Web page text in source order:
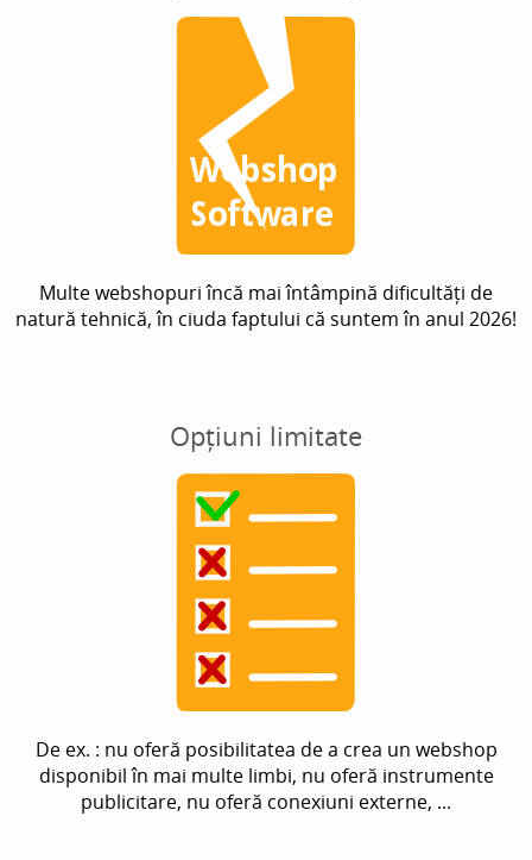
Multe webshopuri încă mai întâmpină dificultăți de
natură tehnică, în ciuda faptului că suntem în anul 2026!
Opțiuni limitate
De ex. : nu oferă posibilitatea de a crea un webshop
disponibil în mai multe limbi, nu oferă instrumente
publicitare, nu oferă conexiuni externe, ...